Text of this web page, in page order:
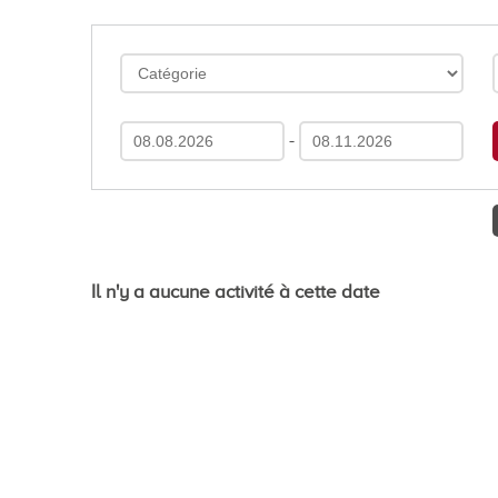
Médias
-
Il n'y a aucune activité à cette date